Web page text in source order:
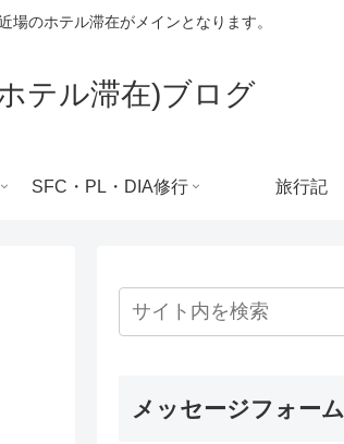
のホテル滞在がメインとなります。
テル滞在)ブログ
SFC・PL・DIA修行 旅行記
メッセージフォーム